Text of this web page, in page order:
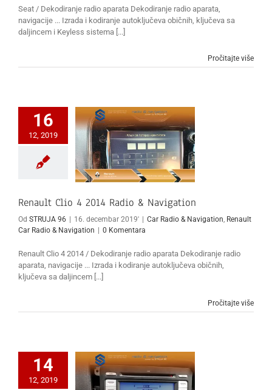
Seat / Dekodiranje radio aparata Dekodiranje radio aparata,
navigacije ... Izrada i kodiranje autoključeva običnih, ključeva sa
daljincem i Keyless sistema [...]
Pročitajte više
16
12, 2019
Renault Clio 4 2014 Radio
& Navigation
Renault Car Radio &
Navigation
Renault Clio 4 2014 Radio & Navigation
Od STRUJA 96 16. decembar 2019' Car Radio & Navigation, Renault
Car Radio & Navigation
0 Komentara
Renault Clio 4 2014 / Dekodiranje radio aparata Dekodiranje radio
aparata, navigacije ... Izrada i kodiranje autoključeva običnih,
ključeva sa daljincem [...]
Pročitajte više
14
12, 2019
Volkswagen Golf 5 Radio